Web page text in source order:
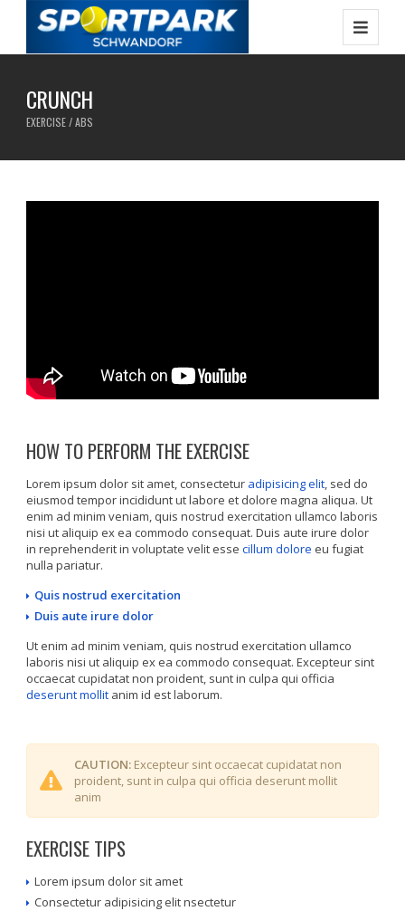
CRUNCH
EXERCISE / ABS
HOW TO PERFORM THE EXERCISE
Lorem ipsum dolor sit amet, consectetur adipisicing elit, sed do
eiusmod tempor incididunt ut labore et dolore magna aliqua. Ut
enim ad minim veniam, quis nostrud exercitation ullamco laboris
nisi ut aliquip ex ea commodo consequat. Duis aute irure dolor
in reprehenderit in voluptate velit essecillum dolore eu fugiat
nulla pariatur.
Quis nostrud exercitation
Duis aute irure dolor
Ut enim ad minim veniam, quis nostrud exercitation ullamco
laboris nisi ut aliquip ex ea commodo consequat. Excepteur sint
occaecat cupidatat non proident, sunt in culpa qui officia
deserunt mollit anim id est laborum.
CAUTION: Excepteur sint occaecat cupidatat non
proident, sunt in culpa qui officia deserunt mollit
anim
EXERCISE TIPS
Lorem ipsum dolor sit amet
Consectetur adipisicing elit nsectetur